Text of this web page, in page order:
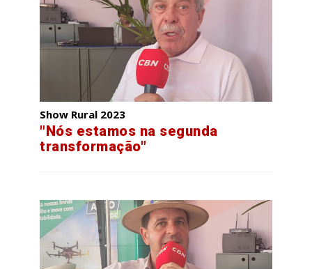
Show Rural 2023
"Nós estamos na segunda
transformação"